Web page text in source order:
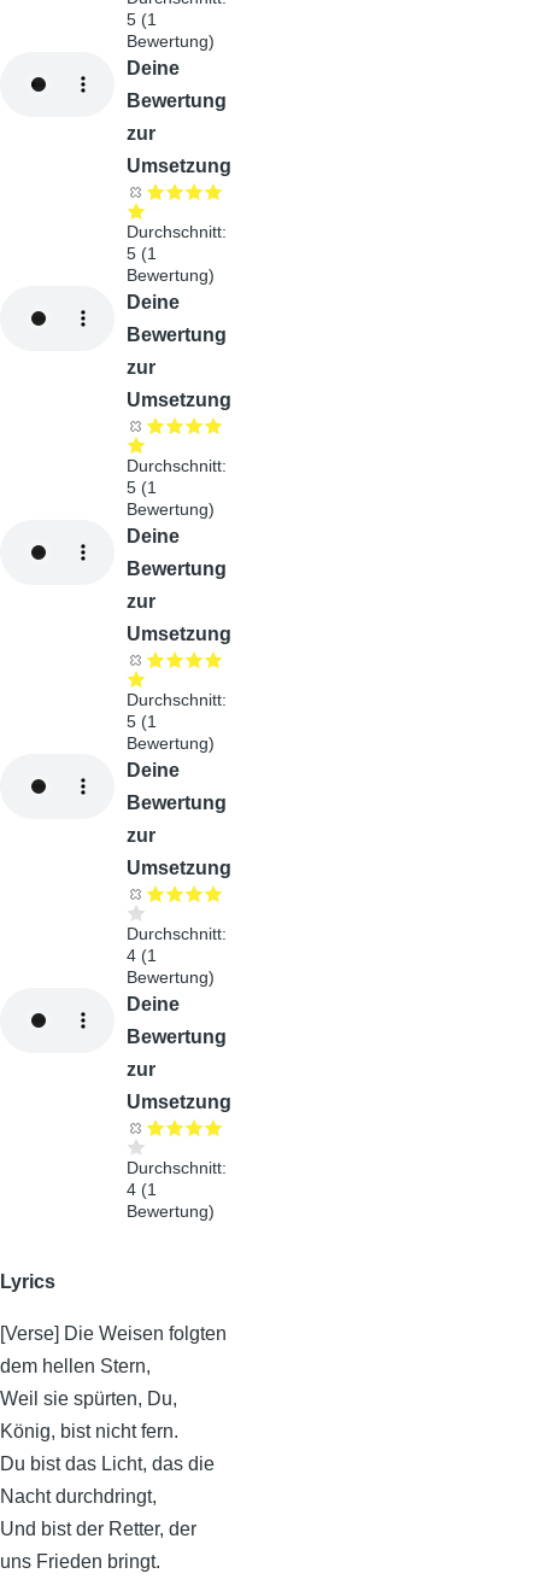
5 (1
Bewertung)
Deine
Bewertung
zur
Umsetzung
Durchschnitt:
5 (1
Bewertung)
Deine
Bewertung
zur
Umsetzung
Durchschnitt:
5 (1
Bewertung)
Deine
Bewertung
zur
Umsetzung
Durchschnitt:
5 (1
Bewertung)
Deine
Bewertung
zur
Umsetzung
Durchschnitt:
4 (1
Bewertung)
Deine
Bewertung
zur
Umsetzung
Durchschnitt:
4 (1
Bewertung)
Lyrics
[Verse] Die Weisen folgten
dem hellen Stern,
Weil sie spürten, Du,
König, bist nicht fern.
Du bist das Licht, das die
Nacht durchdringt,
Und bist der Retter, der
uns Frieden bringt.